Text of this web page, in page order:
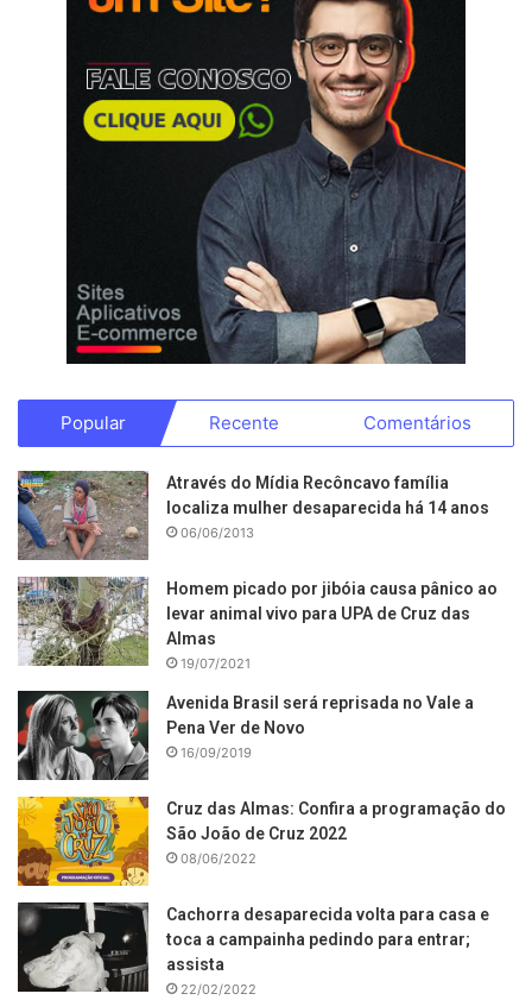
Popular Recente Comentários
Através do Mídia Recôncavo família
localiza mulher desaparecida há 14 anos
06/06/2013
Homem picado por jibóia causa pânico ao
levar animal vivo para UPA de Cruz das
Almas
19/07/2021
Avenida Brasil será reprisada no Vale a
Pena Ver de Novo
16/09/2019
Cruz das Almas: Confira a programação do
São João de Cruz 2022
08/06/2022
Cachorra desaparecida volta para casa e
toca a campainha pedindo para entrar;
assista
22/02/2022